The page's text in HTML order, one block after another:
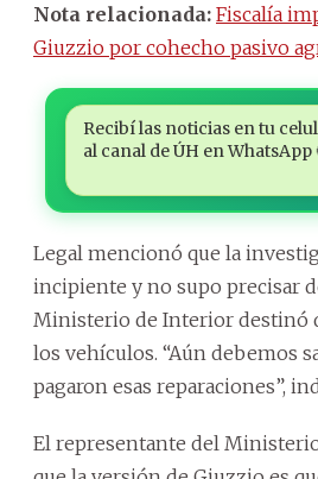
Nota relacionada: Fiscalía
Giuzzio por cohecho pasivo
Recibí las noticias en tu
al canal de ÚH en WhatsApp
Legal mencionó que la
incipiente y no supo precisar
Ministerio de Interior destinó
los vehículos. “Aún debemos
pagaron esas reparaciones”,
El representante del